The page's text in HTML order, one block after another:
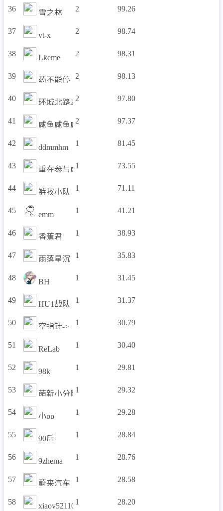
36 雪之林 2 99.26
37 yt-x 2 98.74
38 Lkeme 2 98.31
39 药不能停 2 98.13
40 环城北路27号
2 97.80
41 咸鱼咸鱼咸2 97.37
42 ddmmhm 1 81.45
43 重在参与虚心向学
1 73.55
44 裤衩小队 1 71.11
45 emm 1 41.21
46 香蕉君 1 38.93
47 雨落星沉 1 35.83
48 BH 1 31.45
49 HU1战队 1 31.37
50 空指针-> 1 30.79
51 ReLab 1 30.40
52 98k 1 29.81
53 萌新小分队
1 29.32
54 小pp 1 29.28
55 90后 1 28.84
56 9zhema 1 28.76
57 蔚来汽车 1 28.58
58 xiaoy52110 1 28.20